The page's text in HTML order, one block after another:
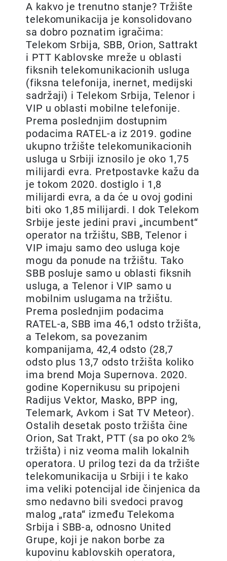
A kakvo je trenutno stanje? Tržište
telekomunikacija je konsolidovano
sa dobro poznatim igračima:
Telekom Srbija, SBB, Orion, Sattrakt
i PTT Kablovske mreže u oblasti
fiksnih telekomunikacionih usluga
(fiksna telefonija, inernet, medijski
sadržaji) i Telekom Srbija, Telenor i
VIP u oblasti mobilne telefonije.
Prema poslednjim dostupnim
podacima RATEL-a iz 2019. godine
ukupno tržište telekomunikacionih
usluga u Srbiji iznosilo je oko 1,75
milijardi evra. Pretpostavke kažu da
je tokom 2020. dostiglo i 1,8
milijardi evra, a da će u ovoj godini
biti oko 1,85 milijardi. I dok Telekom
Srbije jeste jedini pravi „incumbent“
operator na tržištu, SBB, Telenor i
VIP imaju samo deo usluga koje
mogu da ponude na tržištu. Tako
SBB posluje samo u oblasti fiksnih
usluga, a Telenor i VIP samo u
mobilnim uslugama na tržištu.
Prema poslednjim podacima
RATEL-a, SBB ima 46,1 odsto tržišta,
a Telekom, sa povezanim
kompanijama, 42,4 odsto (28,7
odsto plus 13,7 odsto tržišta koliko
ima brend Moja Supernova. 2020.
godine Kopernikusu su pripojeni
Radijus Vektor, Masko, BPP ing,
Telemark, Avkom i Sat TV Meteor).
Ostalih desetak posto tržišta čine
Orion, Sat Trakt, PTT (sa po oko 2%
tržišta) i niz veoma malih lokalnih
operatora. U prilog tezi da da tržište
telekomunikacija u Srbiji i te kako
ima veliki potencijal ide činjenica da
smo nedavno bili svedoci pravog
malog „rata“ između Telekoma
Srbija i SBB-a, odnosno United
Grupe, koji je nakon borbe za
kupovinu kablovskih operatora,